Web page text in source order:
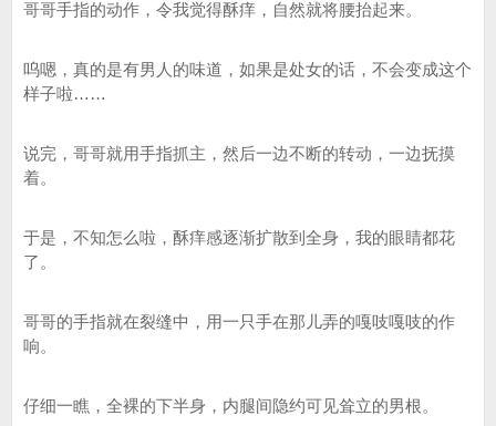
哥哥手指的动作，令我觉得酥痒，自然就将腰抬起来。
呜嗯，真的是有男人的味道，如果是处女的话，不会变成这个
样子啦……
说完，哥哥就用手指抓主，然后一边不断的转动，一边抚摸
着。
于是，不知怎么啦，酥痒感逐渐扩散到全身，我的眼睛都花
了。
哥哥的手指就在裂缝中，用一只手在那儿弄的嘎吱嘎吱的作
响。
仔细一瞧，全裸的下半身，内腿间隐约可见耸立的男根。